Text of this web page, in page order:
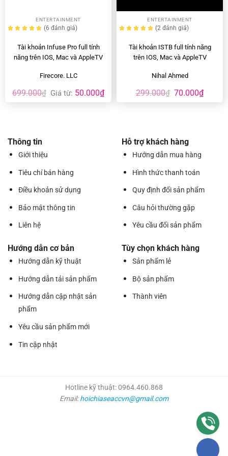
ENTERTAINMENT
(6 đánh giá)
Tài khoản Infuse Pro full tính
năng trên IOS, Mac và AppleTV
Firecore. LLC
699.000₫ Giá từ: 50.000₫
ENTERTAINMENT
(2 đánh giá)
Tài khoản ISTB full tính năng
trên IOS, Mac và AppleTV
Nihal Ahmed
299.000₫ Giá
70.000₫Giá
hiện
Thông tin
Giới thiệu
Tiêu chí bán hàng
Điều khoản sử dụng
Bảo mật thông tin
Liên hệ
Hỗ trợ khách hàng
Hướng dẫn mua hàng
Hình thức thanh toán
Quy định đổi sản phẩm
Câu hỏi thường gặp
Yêu cầu đổi sản phẩm
Hướng dẫn cơ bản
Hướng dẫn kỹ thuật
Hướng dẫn tải sản phẩm
Hướng dẫn cập nhật sản
phẩm
Yêu cầu sản phẩm mới
Tin cập nhật
Tùy chọn khách hàng
Sản phẩm lẻ
Bộ sản phẩm
Thành viên
Hotline kỹ thuật: 0964.460.868
Email:hoichiaseaccvn@gmail.com